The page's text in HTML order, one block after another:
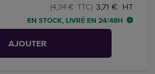
3,71 € HT
(4,34 € TTC)
EN STOCK, LIVRÉ EN 24/48H
AJOUTER